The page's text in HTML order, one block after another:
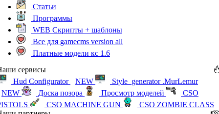
Статьи
Программы
WEB Скрипты + шаблоны
Все для gamecms version all
Платные модели кс 1.6
сервисы
Hud Configurator
NEW
Style_generator .MurLemur
NEW
Доска позора Просмотр моделей
CSO
CSO MACHINE GUN
CSO ZOMBIE CLASS